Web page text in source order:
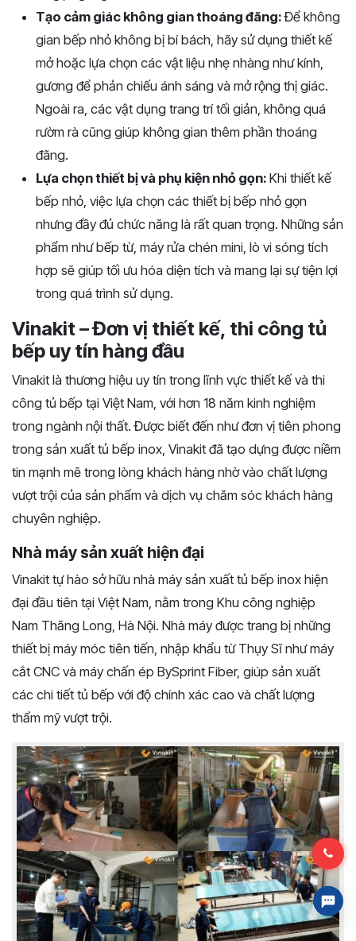
Tạo cảm giác không gian thoáng đãng:Để không
gian bếp nhỏ không bị bí bách, hãy sử dụng thiết kế
mở hoặc lựa chọn các vật liệu nhẹ nhàng như kính,
gương để phản chiếu ánh sáng và mở rộng thị giác.
Ngoài ra, các vật dụng trang trí tối giản, không quá
rườm rà cũng giúp không gian thêm phần thoáng
đãng.
Lựa chọn thiết bị và phụ kiện nhỏ gọn: Khi thiết kế
bếp nhỏ, việc lựa chọn các thiết bị bếp nhỏ gọn
nhưng đầy đủ chức năng là rất quan trọng. Những sản
phẩm như bếp từ, máy rửa chén mini, lò vi sóng tích
hợp sẽ giúp tối ưu hóa diện tích và mang lại sự tiện lợi
trong quá trình sử dụng.
Vinakit – Đơn vị thiết kế, thi công tủ
bếp uy tín hàng đầu
Vinakit là thương hiệu uy tín trong lĩnh vực thiết kế và thi
công tủ bếp tại Việt Nam, với hơn 18 năm kinh nghiệm
trong ngành nội thất. Được biết đến như đơn vị tiên phong
trong sản xuất tủ bếp inox, Vinakit đã tạo dựng được niềm
tin mạnh mẽ trong lòng khách hàng nhờ vào chất lượng
vượt trội của sản phẩm và dịch vụ chăm sóc khách hàng
chuyên nghiệp.
Nhà máy sản xuất hiện đại
Vinakit tự hào sở hữu nhà máy sản xuất tủ bếp inox hiện
đại đầu tiên tại Việt Nam, nằm trong Khu công nghiệp
Nam Thăng Long, Hà Nội. Nhà máy được trang bị những
thiết bị máy móc tiên tiến, nhập khẩu từ Thụy Sĩ như máy
cắt CNC và máy chấn ép BySprint Fiber, giúp sản xuất
các chi tiết tủ bếp với độ chính xác cao và chất lượng
thẩm mỹ vượt trội.